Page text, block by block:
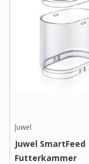
Juwel
Juwel SmartFeed
Futterkammer